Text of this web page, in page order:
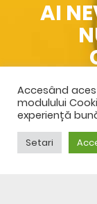
AI
Accesând
modulului
experiență
Setari